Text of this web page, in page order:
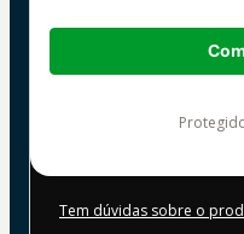
Total
Tem dúvidas sobre o